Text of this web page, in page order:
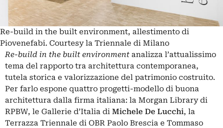
Re-build in the built environment, allestimento di
Piovenefabi. Courtesy la Triennale di Milano
Re-build in the built environment analizza l’attualissimo
tema del rapporto tra architettura contemporanea,
tutela storica e valorizzazione del patrimonio costruito.
Per farlo espone quattro progetti-modello di buona
architettura dalla firma italiana: la Morgan Library di
RPBW, le Gallerie d’Italia di Michele De Lucchi, la
Terrazza Triennale di OBR Paolo Brescia e Tommaso